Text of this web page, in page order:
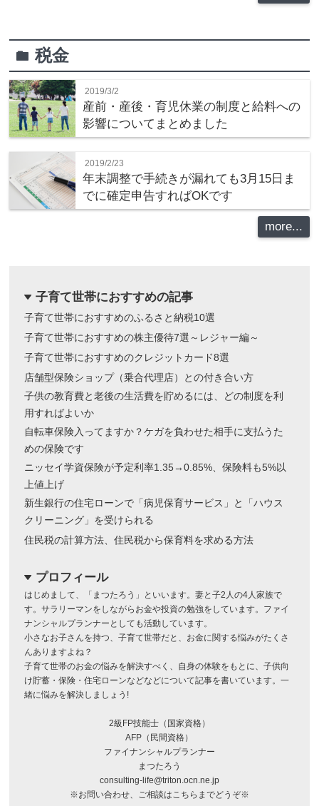
folder税金
2019/3/2
産前・産後・育児休業の制度と給料への
影響についてまとめました
2019/2/23
年末調整で手続きが漏れても3月15日ま
でに確定申告すればOKです
more...
dropdown 子育て世帯におすすめの記事
子育て世帯におすすめのふるさと納税10選
子育て世帯におすすめの株主優待7選～レジャー編～
子育て世帯におすすめのクレジットカード8選
店舗型保険ショップ（乗合代理店）との付き合い方
子供の教育費と老後の生活費を貯めるには、どの制度を利
用すればよいか
自転車保険入ってますか？ケガを負わせた相手に支払うた
めの保険です
ニッセイ学資保険が予定利率1.35→0.85%、保険料も5%以
上値上げ
新生銀行の住宅ローンで「病児保育サービス」と「ハウス
クリーニング」を受けられる
住民税の計算方法、住民税から保育料を求める方法
dropdown プロフィール
はじめまして、「まつたろう」といいます。妻と子2人の4人家族で
す。サラリーマンをしながらお金や投資の勉強をしています。ファイ
ナンシャルプランナーとしても活動しています。
小さなお子さんを持つ、子育て世帯だと、お金に関する悩みがたくさ
んありますよね？
子育て世帯のお金の悩みを解決すべく、自身の体験をもとに、子供向
け貯蓄・保険・住宅ローンなどなどについて記事を書いています。一
緒に悩みを解決しましょう!
2級FP技能士（国家資格）
AFP（民間資格）
ファイナンシャルプランナー
まつたろう
consulting-life@triton.ocn.ne.jp
※お問い合わせ、ご相談はこちらまでどうぞ※